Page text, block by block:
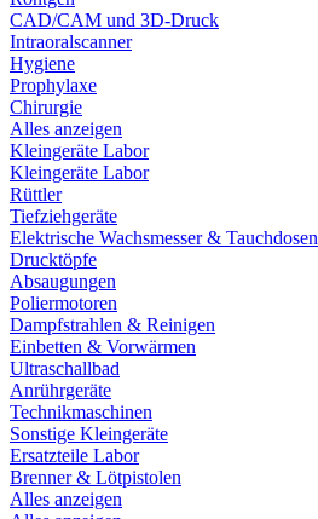
CAD/CAM und 3D-Druck
Intraoralscanner
Hygiene
Prophylaxe
Chirurgie
Alles anzeigen
Kleingeräte Labor
Kleingeräte Labor
Rüttler
Tiefziehgeräte
Elektrische Wachsmesser & Tauchdosen
Drucktöpfe
Absaugungen
Poliermotoren
Dampfstrahlen & Reinigen
Einbetten & Vorwärmen
Ultraschallbad
Anrührgeräte
Technikmaschinen
Sonstige Kleingeräte
Ersatzteile Labor
Brenner & Lötpistolen
Alles anzeigen